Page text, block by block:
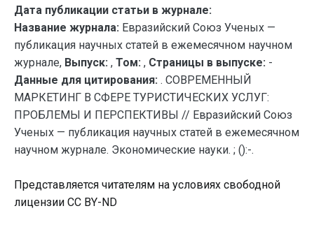
Дата публикации статьи в журнале:
Название журнала: Евразийский Союз Ученых —
публикация научных статей в ежемесячном научном
журнале, Выпуск: , Том: , Страницы в выпуске: -
Данные для цитирования: . СОВРЕМЕННЫЙ
МАРКЕТИНГ В СФЕРЕ ТУРИСТИЧЕСКИХ УСЛУГ:
ПРОБЛЕМЫ И ПЕРСПЕКТИВЫ // Евразийский Союз
Ученых — публикация научных статей в ежемесячном
научном журнале. Экономические науки. ; ():-.
Представляется читателям на условиях свободной
лицензии CC BY-ND